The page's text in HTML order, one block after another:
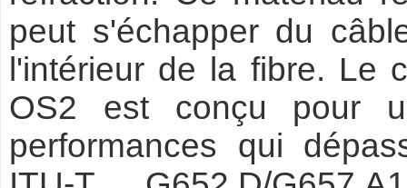
peut s'échapper du
l'intérieur de la fibre. Le
OS2 est conçu pour
performances qui